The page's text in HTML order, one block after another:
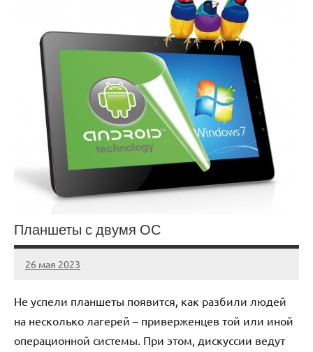
Планшеты с двумя ОС
26 мая 2023
organic63_ru
Нет
Не успели планшеты появится, как разбили людей
на несколько лагерей – приверженцев той или иной
операционной системы. При этом, дискуссии ведут